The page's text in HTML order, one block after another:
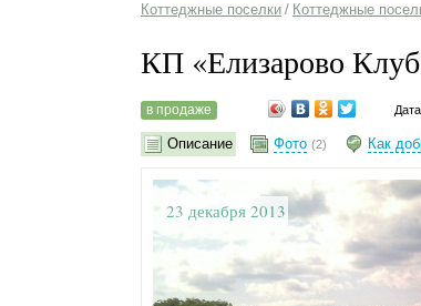
Коттеджные поселки / Коттеджные
КП «Елизарово
в продаже
Описание Фото (2) Как
23 декабря 2013